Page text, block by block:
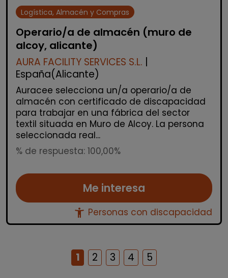
Logística, Almacén y Compras
Operario/a de almacén (muro de
alcoy, alicante)
AURA FACILITY SERVICES S.L.
España(Alicante)
Auracee selecciona un/a operario/a de
almacén con certificado de discapacidad
para trabajar en una fábrica del sector
textil situada en Muro de Alcoy. La persona
seleccionada real...
% de respuesta: 100,00%
Me interesa
accessibility_new Personas con discapacidad
1 2 3 4 5